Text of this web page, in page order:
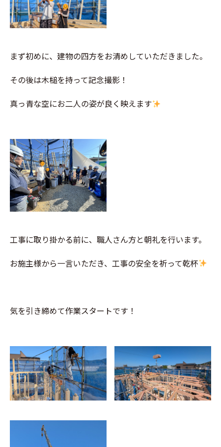
まず初めに、建物の四方をお清めしていただきました。
その後は木槌を持って記念撮影！
真っ青な空にお二人の姿が良く映えます
工事に取り掛かる前に、職人さん方と朝礼を行います。
お施主様から一言いただき、工事の安全を祈って乾杯
気を引き締めて作業スタートです！